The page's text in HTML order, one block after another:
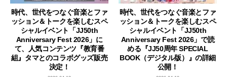
時代、世代をつなぐ音楽とファ
ッション＆トークを楽しむスペ
シャルイベント「JJ50th
Anniversary Fest 2026」に
て、人気コンテンツ『教育番
組』タマとのコラボグッズ販売
決定！
時代、世代をつなぐ音楽とファ
ッション＆トークを楽しむスペ
シャルイベント「JJ50th
Anniversary Fest 2026」で読
める『JJ50周年 SPECIAL
BOOK（デジタル版）』の詳細
公開！